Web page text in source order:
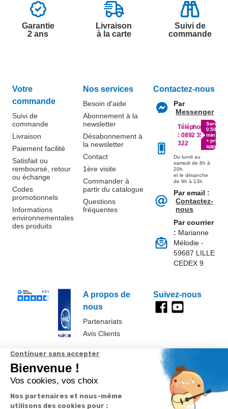
Garantie
2 ans
Livraison
à la carte
Suivi de
commande
Votre
commande
Suivi de
commande
Livraison
Paiement facilité
Satisfait ou
remboursé, retour
ou échange
Codes
promotionnels
Informations
environnementales
des produits
Nos services
Besoin d'aide
Abonnement à la
newsletter
Désabonnement à
la newsletter
Contact
1ère visite
Commander à
partir du catalogue
Questions
fréquentes
A propos de
nous
Partenariats
Avis Clients
Contactez-nous
Par
Messenger
Téléphone
: 0892 350
322
Service
0.50€ /
min
+ prix
appel
Du lundi au
samedi de 8h à
20h
et le dimanche
de 9h à 13h
Par email :
Contactez-
nous
Par courrier
: Marianne
Mélodie -
59687 LILLE
CEDEX 9
Suivez-nous
Données
personnelles et
cookies
Paramétrer
les cookies
Conditions
générales de